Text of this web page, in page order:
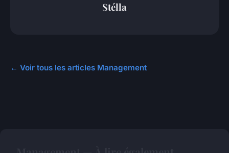
Stélla
← Voir tous les articles Management